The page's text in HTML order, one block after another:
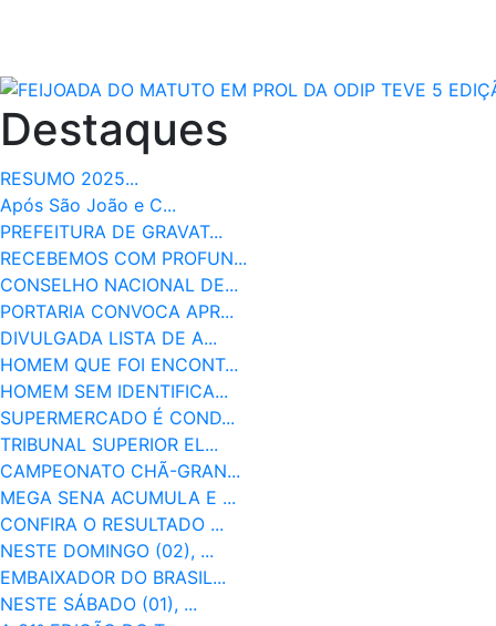
Destaques
RESUMO 2025...
Após São João e C...
PREFEITURA DE GRAVAT...
RECEBEMOS COM PROFUN...
CONSELHO NACIONAL DE...
PORTARIA CONVOCA APR...
DIVULGADA LISTA DE A...
HOMEM QUE FOI ENCONT...
HOMEM SEM IDENTIFICA...
SUPERMERCADO É COND...
TRIBUNAL SUPERIOR EL...
CAMPEONATO CHÃ-GRAN...
MEGA SENA ACUMULA E ...
CONFIRA O RESULTADO ...
NESTE DOMINGO (02), ...
EMBAIXADOR DO BRASIL...
NESTE SÁBADO (01), ...